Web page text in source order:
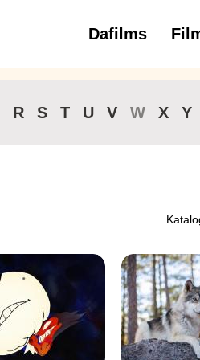
Dafilms 3
R S T U V W X Y